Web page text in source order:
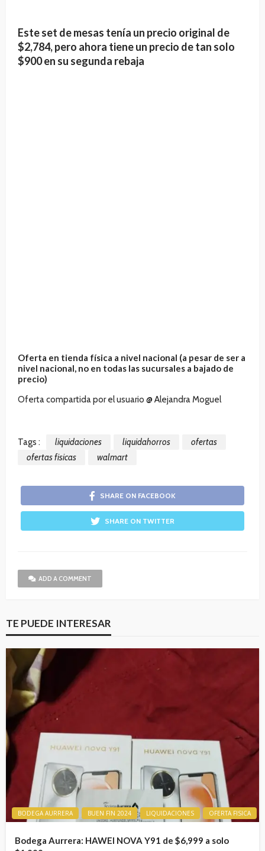
Este set de mesas tenía un precio original de
$2,784, pero ahora tiene un precio de tan solo
$900 en su segunda rebaja
Oferta en tienda física a nivel nacional (a pesar de ser a
nivel nacional, no en todas las sucursales a bajado de
precio)
Oferta compartida por el usuario @ Alejandra Moguel
Tags : liquidaciones liquidahorros
ofertas
ofertas fisicas
walmart
SHARE ON FACEBOOK
SHARE ON TWITTER
ADD A COMMENT
TE PUEDE INTERESAR
BODEGA AURRERA BUEN FIN 2024 LIQUIDACIONES OFERTA FISICA
Bodega Aurrera: HAWEI NOVA Y91 de $6,999 a solo